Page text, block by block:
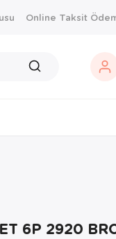
Online Taksit
6P 2920